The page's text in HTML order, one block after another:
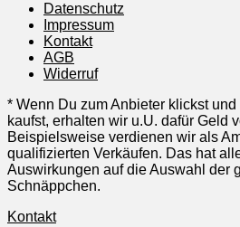
Datenschutz
Impressum
Kontakt
AGB
Widerruf
* Wenn Du zum Anbieter klickst
kaufst, erhalten wir u.U. dafür Geld
Beispielsweise verdienen wir als
qualifizierten Verkäufen. Das hat
Auswirkungen auf die Auswahl der
Schnäppchen.
Kontakt